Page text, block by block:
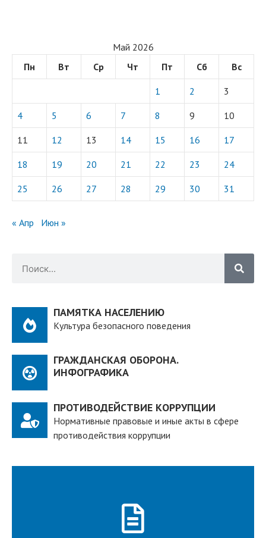
Май 2026
Пн
Вт Ср Чт Пт Сб Вс
1 2 3
4 5 6 7 8 9 10
11 12 13 14 15 16 17
18 19 20 21 22 23 24
25 26 27 28 29 30 31
« Апр Июн »
ПАМЯТКА НАСЕЛЕНИЮ
Культура безопасного поведения
ГРАЖДАНСКАЯ ОБОРОНА.
ИНФОГРАФИКА
ПРОТИВОДЕЙСТВИЕ КОРРУПЦИИ
Нормативные правовые и иные акты в сфере
противодействия коррупции
ПОДРОБНЕЕ